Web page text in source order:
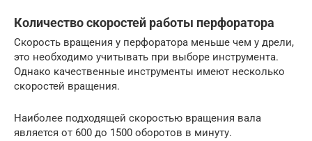
Количество скоростей работы перфоратора
Скорость вращения у перфоратора меньше чем у дрели,
это необходимо учитывать при выборе инструмента.
Однако качественные инструменты имеют несколько
скоростей вращения.
Наиболее подходящей скоростью вращения вала
является от 600 до 1500 оборотов в минуту.